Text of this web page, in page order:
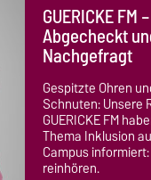
GUERICKE FM –
Abgecheckt
Nachgefragt
Gespitzte Ohren
Schnuten: Unsere
GUERICKE FM
Thema Inklusion
Campus
reinhören.